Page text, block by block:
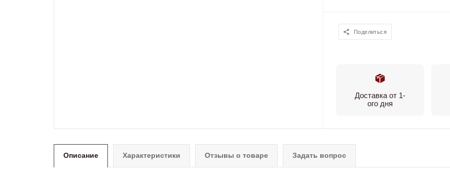
Поделиться
Доставка от 1-
ого дня
Описание Характеристики Отзывы о товаре Задать вопрос